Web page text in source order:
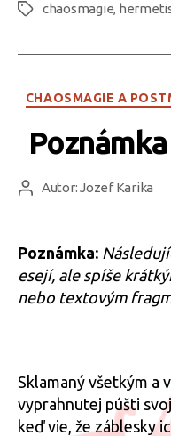
Štítkychaosmagie,
CHAOSMAGIE A
AutorAutor:Jozef Karika
Poznámka:
esejí, ale spíše
nebo textovým
Sklamaný všetkým a
vyprahnutej púšti
keď vie, že záblesky